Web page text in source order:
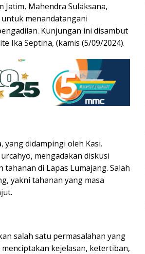
Jatim, Mahendra Sulaksana,
menandatangani
Kunjungan ini disambut
Ika Septina, (kamis (5/09/2024).
yang didampingi oleh Kasi.
mengadakan diskusi
di Lapas Lumajang. Salah
yakni tahanan yang masa
salah satu permasalahan yang
kejelasan, ketertiban,